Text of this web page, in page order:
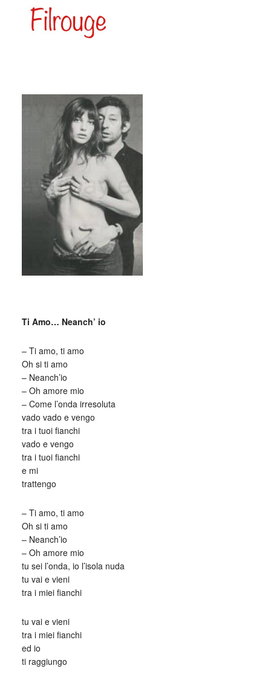
Ti Amo… Neanch’ io
– Ti amo, ti amo
Oh si ti amo
– Neanch’io
– Oh amore mio
– Come l’onda irresoluta
vado vado e vengo
tra i tuoi fianchi
vado e vengo
tra i tuoi fianchi
e mi
trattengo
– Ti amo, ti amo
Oh si ti amo
– Neanch’io
– Oh amore mio
tu sei l’onda, io l’isola nuda
tu vai e vieni
tra i miei fianchi
tu vai e vieni
tra i miei fianchi
ed io
ti raggiungo